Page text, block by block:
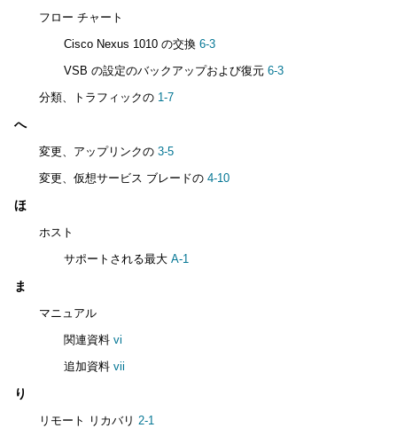
フロー チャート
Cisco Nexus 1010 の交換 6-3
VSB の設定のバックアップおよび復元 6-3
分類、トラフィックの 1-7
へ
変更、アップリンクの 3-5
変更、仮想サービス ブレードの 4-10
ほ
ホスト
サポートされる最大 A-1
ま
マニュアル
関連資料 vi
追加資料 vii
り
リモート リカバリ 2-1